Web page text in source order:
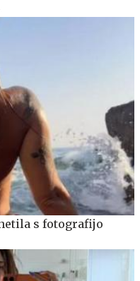
s fotografijo